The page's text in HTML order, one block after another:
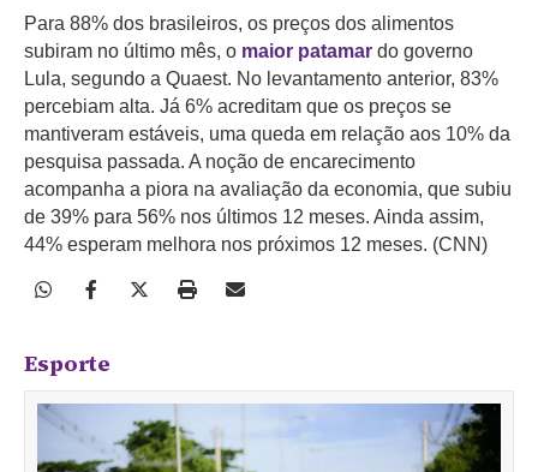
Para 88% dos brasileiros, os preços dos alimentos
subiram no último mês, o maior patamar do governo
Lula, segundo a Quaest. No levantamento anterior, 83%
percebiam alta. Já 6% acreditam que os preços se
mantiveram estáveis, uma queda em relação aos 10% da
pesquisa passada. A noção de encarecimento
acompanha a piora na avaliação da economia, que subiu
de 39% para 56% nos últimos 12 meses. Ainda assim,
44% esperam melhora nos próximos 12 meses. (CNN)
Esporte